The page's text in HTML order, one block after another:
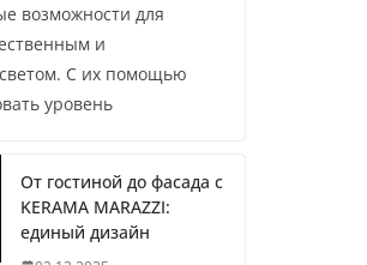
возможности для
и
С их помощью
уровень
От гостиной до фасада с
KERAMA MARAZZI:
единый дизайн